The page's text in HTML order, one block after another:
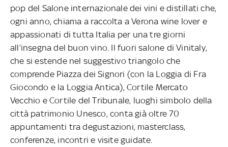
pop del Salone internazionale dei vini e distillati che,
ogni anno, chiama a raccolta a Verona wine lover e
appassionati di tutta Italia per una tre giorni
all’insegna del buon vino. Il fuori salone di Vinitaly,
che si estende nel suggestivo triangolo che
comprende Piazza dei Signori (con la Loggia di Fra
Giocondo e la Loggia Antica), Cortile Mercato
Vecchio e Cortile del Tribunale, luoghi simbolo della
città patrimonio Unesco, conta già oltre 70
appuntamenti tra degustazioni, masterclass,
conferenze, incontri e visite guidate.